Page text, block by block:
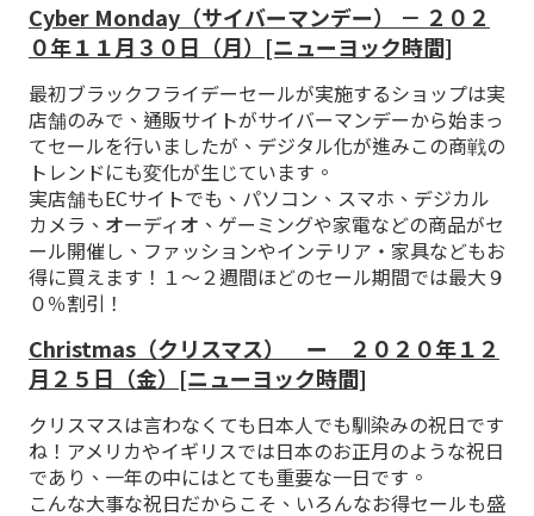
Cyber Monday（サイバーマンデー） － ２０２
０年１１月３０日（月）[ニューヨック時間]
最初ブラックフライデーセールが実施するショップは実
店舗のみで、通販サイトがサイバーマンデーから始まっ
てセールを行いましたが、デジタル化が進みこの商戦の
トレンドにも変化が生じています。
実店舗もECサイトでも、パソコン、スマホ、デジカル
カメラ、オーディオ、ゲーミングや家電などの商品がセ
ール開催し、ファッションやインテリア・家具などもお
得に買えます！１～２週間ほどのセール期間では最大９
０％割引！
Christmas（クリスマス） ー ２０２０年１２
月２５日（金）[ニューヨック時間]
クリスマスは言わなくても日本人でも馴染みの祝日です
ね！アメリカやイギリスでは日本のお正月のような祝日
であり、一年の中にはとても重要な一日です。
こんな大事な祝日だからこそ、いろんなお得セールも盛